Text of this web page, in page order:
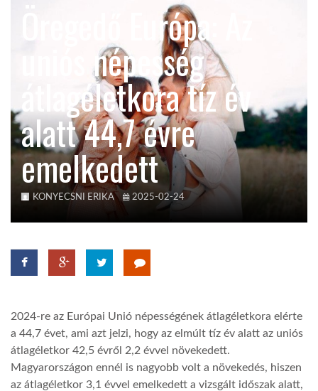
TROPICALMAGAZIN
AFRIKA TUDÁSTÁR
A NAP SZÉPE
DOBRAVERO.HU
LATIMO.HU
Öregedő Európa: Az
uniós népesség
átlagéletkora tíz év
alatt 44,7 évre
emelkedett
KONYECSNI ERIKA 2025-02-24
2024-re az Európai Unió népességének átlagéletkora elérte
a 44,7 évet, ami azt jelzi, hogy az elmúlt tíz év alatt az uniós
átlagéletkor 42,5 évről 2,2 évvel növekedett.
Magyarországon ennél is nagyobb volt a növekedés, hiszen
az átlagéletkor 3,1 évvel emelkedett a vizsgált időszak alatt,